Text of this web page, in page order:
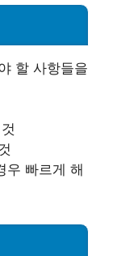
할 사항들을
우 빠르게 해